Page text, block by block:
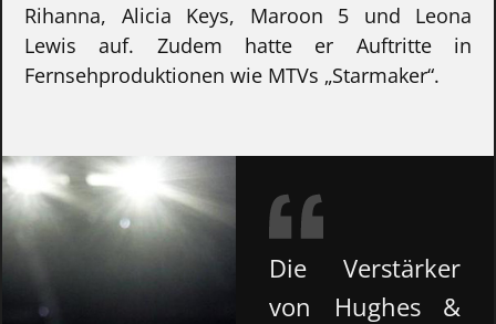
Rihanna, Alicia Keys, Maroon 5 und Leona
Lewis auf. Zudem hatte er Auftritte in
Fernsehproduktionen wie MTVs „Starmaker“.
Die Verstärker
von Hughes &